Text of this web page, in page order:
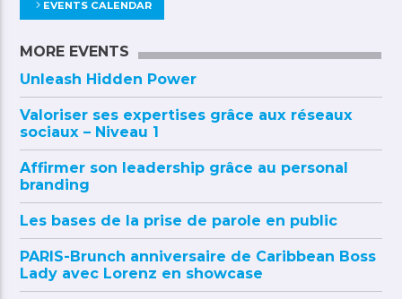
EVENTS CALENDAR
MORE EVENTS
Unleash Hidden Power
Valoriser ses expertises grâce aux réseaux
sociaux – Niveau 1
Affirmer son leadership grâce au personal
branding
Les bases de la prise de parole en public
PARIS-Brunch anniversaire de Caribbean Boss
Lady avec Lorenz en showcase